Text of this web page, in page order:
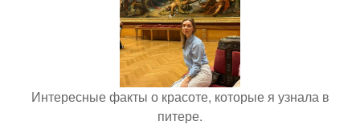
Интересные факты о красоте, которые я узнала в
питере.